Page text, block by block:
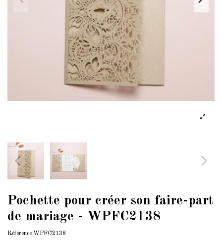
Pochette pour créer son faire-part
de mariage - WPFC2138
Référence WPFC2138